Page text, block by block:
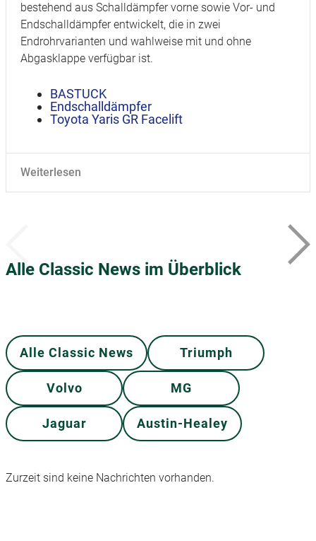
bestehend aus Schalldämpfer vorne sowie Vor- und
Endschalldämpfer entwickelt, die in zwei
Endrohrvarianten und wahlweise mit und ohne
Abgasklappe verfügbar ist.
BASTUCK
Endschalldämpfer
Toyota Yaris GR Facelift
Weiterlesen
Alle Classic News im Überblick
Alle Classic News Triumph
Volvo MG
Jaguar Austin-Healey
Zurzeit sind keine Nachrichten vorhanden.